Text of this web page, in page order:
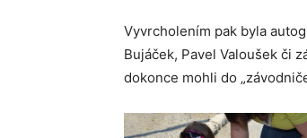
Vyvrcholením pak byla
Bujáček, Pavel Valoušek či
dokonce mohli do